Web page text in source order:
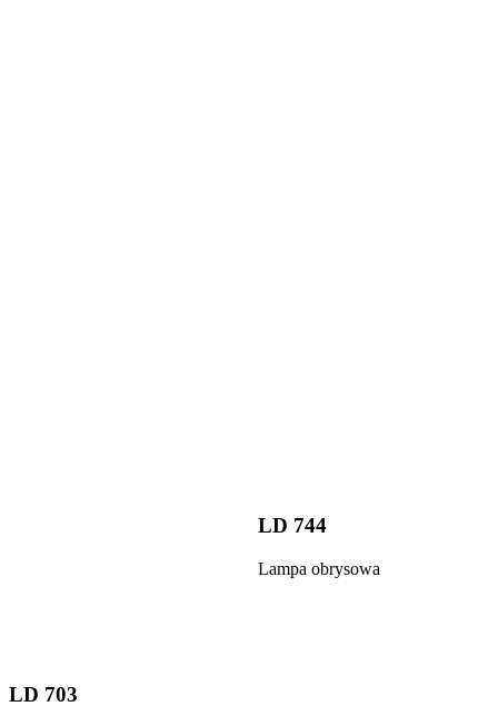
LD 703
LD 744
Lampa obrysowa